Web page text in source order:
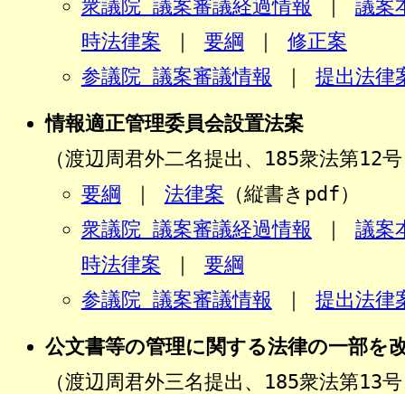
衆議院 議案審議経過情報 ｜ 議案
時法律案 ｜ 要綱 ｜ 修正案
参議院 議案審議情報 ｜ 提出法律
情報適正管理委員会設置法案
（渡辺周君外二名提出、185衆法第12
要綱 ｜ 法律案 （縦書きpdf）
衆議院 議案審議経過情報 ｜ 議案
時法律案 ｜ 要綱
参議院 議案審議情報 ｜ 提出法律
公文書等の管理に関する法律の一部を
（渡辺周君外三名提出、185衆法第13